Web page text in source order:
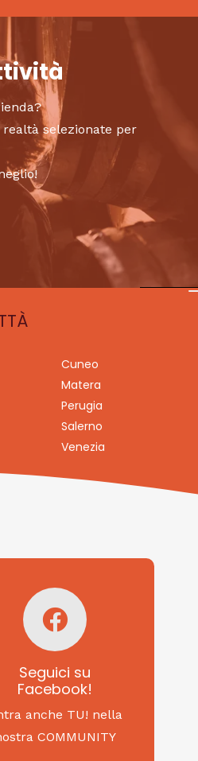
realtà selezionate per
Cuneo
Matera
Perugia
Salerno
Venezia
Seguici su
Facebook!
anche TU! nella
COMMUNITY
Seguici su
Facebook!
SAGRITALY
cibi e tradizioni
da Nord a Sud...